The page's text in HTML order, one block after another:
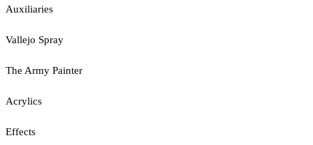
Auxiliaries
Vallejo Spray
The Army Painter
Acrylics
Effects